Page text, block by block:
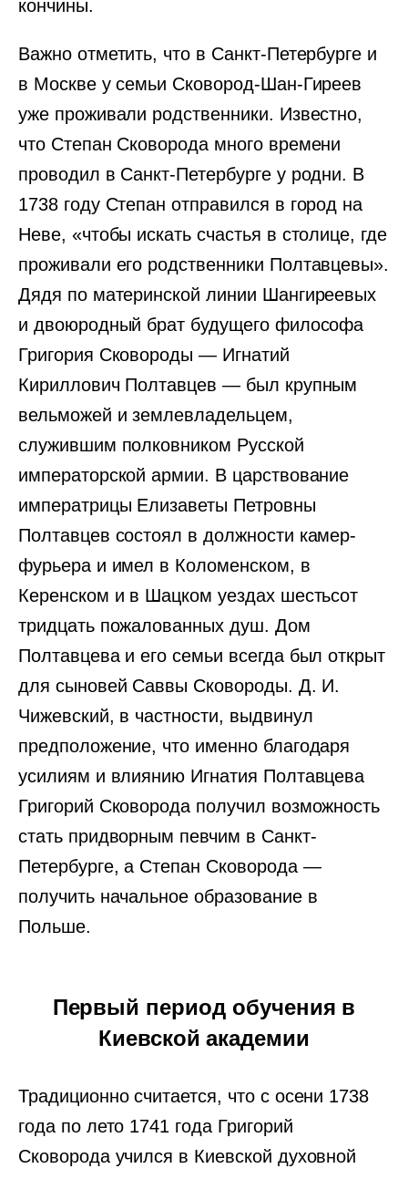
кончины.
Важно отметить, что в Санкт-Петербурге и
в Москве у семьи Сковород-Шан-Гиреев
уже проживали родственники. Известно,
что Степан Сковорода много времени
проводил в Санкт-Петербурге у родни. В
1738 году Степан отправился в город на
Неве, «чтобы искать счастья в столице, где
проживали его родственники Полтавцевы».
Дядя по материнской линии Шангиреевых
и двоюродный брат будущего философа
Григория Сковороды — Игнатий
Кириллович Полтавцев — был крупным
вельможей и землевладельцем,
служившим полковником Русской
императорской армии. В царствование
императрицы Елизаветы Петровны
Полтавцев состоял в должности камер-
фурьера и имел в Коломенском, в
Керенском и в Шацком уездах шестьсот
тридцать пожалованных душ. Дом
Полтавцева и его семьи всегда был открыт
для сыновей Саввы Сковороды. Д. И.
Чижевский, в частности, выдвинул
предположение, что именно благодаря
усилиям и влиянию Игнатия Полтавцева
Григорий Сковорода получил возможность
стать придворным певчим в Санкт-
Петербурге, а Степан Сковорода —
получить начальное образование в
Польше.
Первый период обучения в
Киевской академии
Традиционно считается, что c осени 1738
года по лето 1741 года Григорий
Сковорода учился в Киевской духовной